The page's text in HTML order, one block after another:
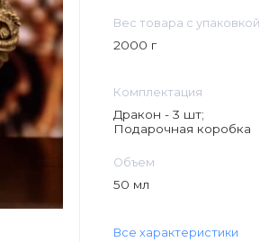
Вес товара с упаковкой
2000 г
Комплектация
Дракон - 3 шт;
Подарочная коробка
Объем
50 мл
Все характеристики